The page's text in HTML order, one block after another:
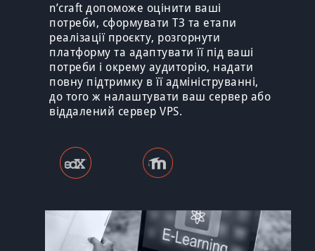
n’craft допоможе оцінити ваші
потреби, сформувати ТЗ та етапи
реалізації проєкту, розгорнути
платформу та адаптувати її під ваші
потреби і окрему аудиторію, надати
повну підтримку в її адмініструванні,
до того ж налаштувати ваш сервер або
віддалений сервер VPS.